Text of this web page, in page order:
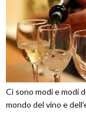
Ci sono modi e modi
mondo del vino e